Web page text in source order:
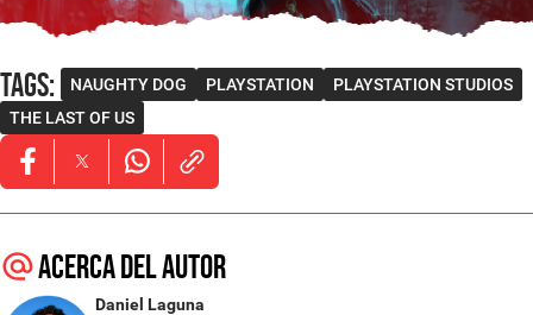
Tags: NAUGHTY DOG PLAYSTATION
PLAYSTATION STUDIOS
THE LAST OF US
Opens in new window
Opens in new window
Opens in new window
Acerca del autor
Daniel Laguna